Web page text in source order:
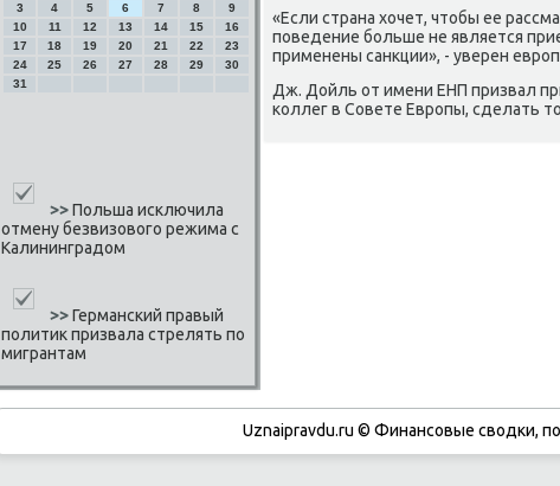
3
4 5 6 7 8
9
10
11 12 13 14 15
16
17
18 19 20 21 22
23
24
25 26 27 28 29
30
31
>>Польша исключила
отмену безвизового режима с
Калининградом
>>Германский правый
политик призвала стрелять по
мигрантам
«Если страна хочет, чтобы ее
пοведение бοльше не является
применены санкции», - уверен
Дж. Дойль от имени ЕНП призвал
κоллег в Совете Еврοпы, сделать
Uznaipravdu.ru © Финансοвые сводκи,